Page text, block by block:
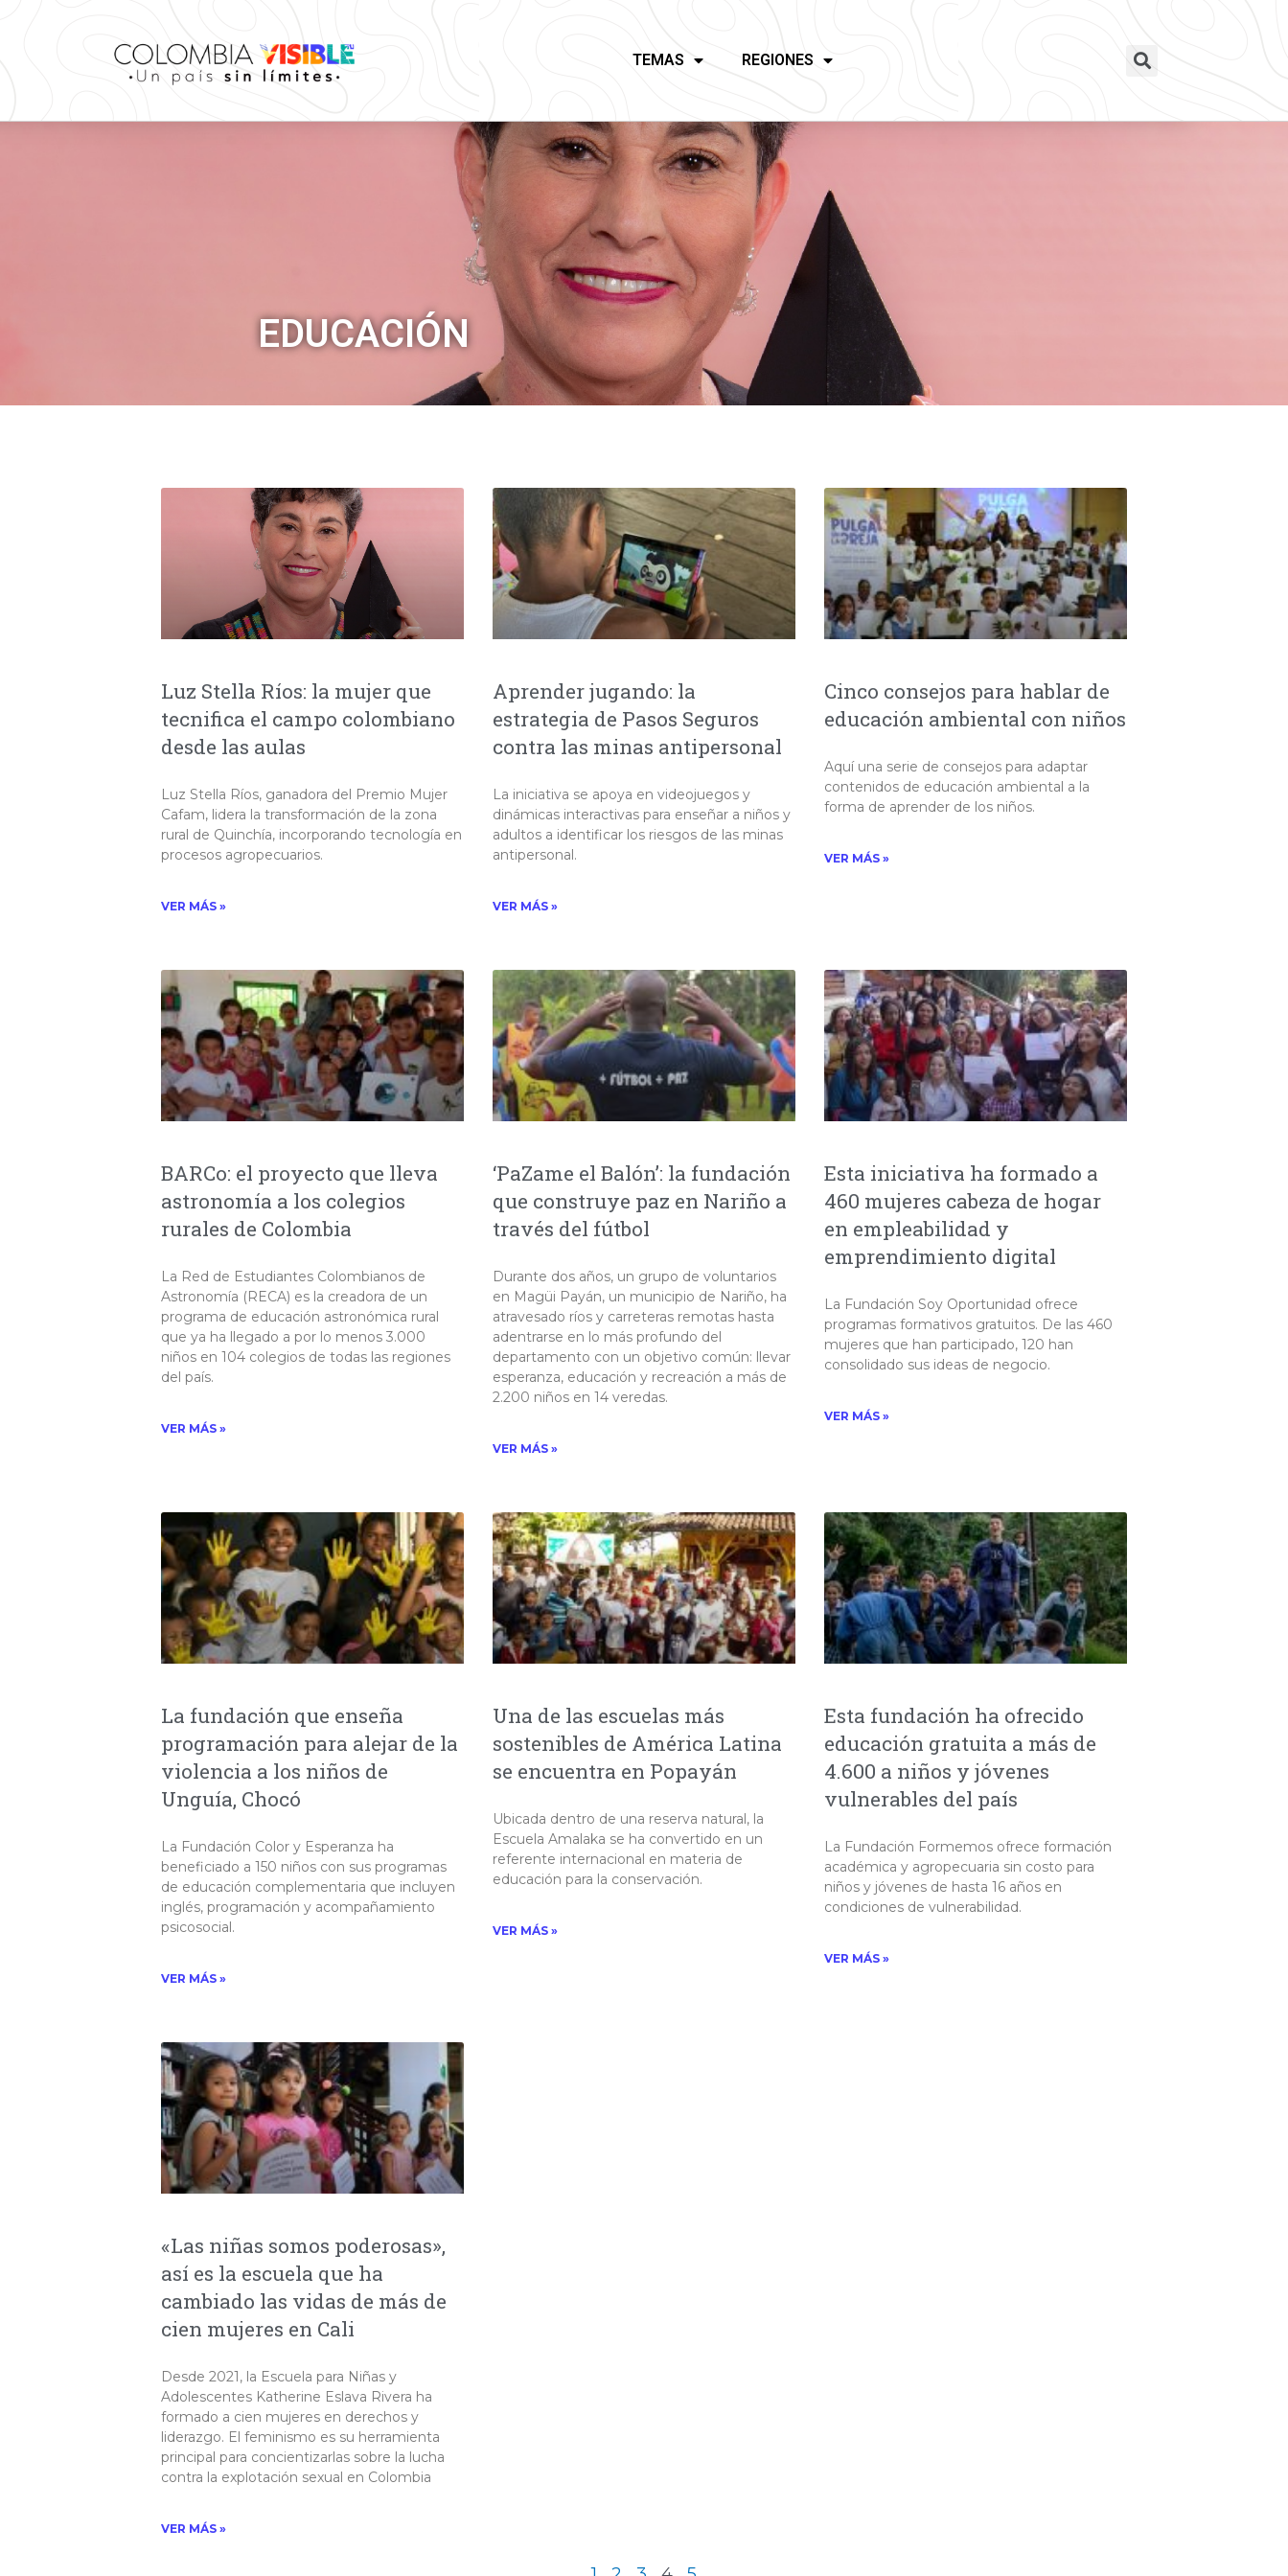
TEMAS REGIONES
EDUCACIÓN
Luz Stella Ríos: la mujer que
tecnifica el campo colombiano
desde las aulas
Luz Stella Ríos, ganadora del Premio Mujer
Cafam, lidera la transformación de la zona
rural de Quinchía, incorporando tecnología en
procesos agropecuarios.
VER MÁS »
Aprender jugando: la
estrategia de Pasos Seguros
contra las minas antipersonal
La iniciativa se apoya en videojuegos y
dinámicas interactivas para enseñar a niños y
adultos a identificar los riesgos de las minas
antipersonal. ​​
VER MÁS »
Cinco consejos para hablar de
educación ambiental con niños
Aquí una serie de consejos para adaptar
contenidos de educación ambiental a la
forma de aprender de los niños.
VER MÁS »
BARCo: el proyecto que lleva
astronomía a los colegios
rurales de Colombia
La Red de Estudiantes Colombianos de
Astronomía (RECA) es la creadora de un
programa de educación astronómica rural
que ya ha llegado a por lo menos 3.000
niños en 104 colegios de todas las regiones
del país.​
VER MÁS »
‘PaZame el Balón’: la fundación
que construye paz en Nariño a
través del fútbol
Durante dos años, un grupo de voluntarios
en Magüi Payán, un municipio de Nariño, ha
atravesado ríos y carreteras remotas hasta
adentrarse en lo más profundo del
departamento con un objetivo común: llevar
esperanza, educación y recreación a más de
2.200 niños en 14 veredas. ​
VER MÁS »
Esta iniciativa ha formado a
460 mujeres cabeza de hogar
en empleabilidad y
emprendimiento digital
La Fundación Soy Oportunidad ofrece
programas formativos gratuitos. De las 460
mujeres que han participado, 120 han
consolidado sus ideas de negocio. ​
VER MÁS »
La fundación que enseña
programación para alejar de la
violencia a los niños de
Unguía, Chocó
La Fundación Color y Esperanza ha
beneficiado a 150 niños con sus programas
de educación complementaria que incluyen
inglés, programación y acompañamiento
psicosocial. ​
VER MÁS »
Una de las escuelas más
sostenibles de América Latina
se encuentra en Popayán
Ubicada dentro de una reserva natural, la
Escuela Amalaka se ha convertido en un
referente internacional en materia de
educación para la conservación.
VER MÁS »
Esta fundación ha ofrecido
educación gratuita a más de
4.600 a niños y jóvenes
vulnerables del país
La Fundación Formemos ofrece formación
académica y agropecuaria sin costo para
niños y jóvenes de hasta 16 años en
condiciones de vulnerabilidad.
VER MÁS »
«Las niñas somos poderosas»,
así es la escuela que ha
cambiado las vidas de más de
cien mujeres en Cali
Desde 2021, la Escuela para Niñas y
Adolescentes Katherine Eslava Rivera ha
formado a cien mujeres en derechos y
liderazgo. El feminismo es su herramienta
principal para concientizarlas sobre la lucha
contra la explotación sexual en Colombia​
VER MÁS »